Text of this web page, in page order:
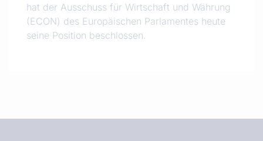
hat der Ausschuss für Wirtschaft und Währung
(ECON) des Europäischen Parlamentes heute
seine Position beschlossen.